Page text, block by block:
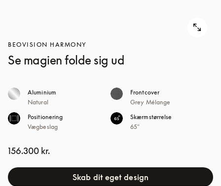
BEOVISION HARMONY
Se magien folde sig ud
Aluminium
Natural
Frontcover
Grey Mélange
Positionering
Vægbeslag
Skærmstørrelse
65"
156.300 kr.
Skab dit eget design